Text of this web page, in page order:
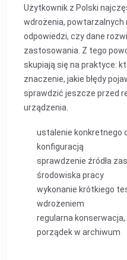
Użytkownik z Polski
wdrożenia, powtarzalnych
odpowiedzi, czy dane
zastosowania. Z tego
skupiają się na praktyce:
znaczenie, jakie błędy
sprawdzić jeszcze przed
urządzenia.
ustalenie konkretnego
konfiguracją
sprawdzenie źródła
środowiska pracy
wykonanie krótkiego
wdrożeniem
regularna
porządek w archiwum